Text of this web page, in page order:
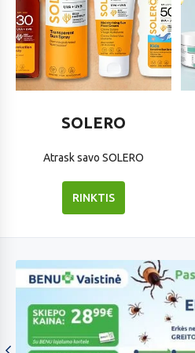
SOLERO
Atrask savo SOLERO
RINKTIS